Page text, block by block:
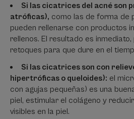
Si las cicatrices del acné son
atróficas), como las de forma de
pueden rellenarse con productos
rellenos. El resultado es
retoques para que dure en el
Si las cicatrices son con
hipertróficas o queloides): el
con agujas pequeñas) es una
piel, estimular el colágeno y
visibles en la piel.